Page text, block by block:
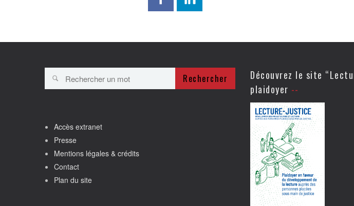
Rechercher
Accès extranet
Presse
Mentions légales & crédits
Contact
Plan du site
Découvrez le site
plaidoyer